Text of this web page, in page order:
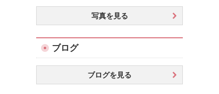
写真を見る
ブログ
ブログを見る